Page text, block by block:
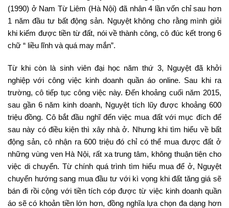
(1990) ở Nam Từ Liêm (Hà Nội) đã nhân 4 lần vốn chỉ sau hơn
1 năm đầu tư bất động sản. Nguyệt không cho rằng mình giỏi
khi kiếm được tiền từ đất, nói về thành công, cô đúc kết trong 6
chữ “ liều lĩnh và quá may mắn”.
Từ khi còn là sinh viên đại học năm thứ 3, Nguyệt đã khởi
nghiệp với công việc kinh doanh quần áo online. Sau khi ra
trường, cô tiếp tục công việc này. Đến khoảng cuối năm 2015,
sau gần 6 năm kinh doanh, Nguyệt tích lũy được khoảng 600
triệu đồng. Cô bắt đầu nghĩ đến việc mua đất với mục đích để
sau này có điều kiện thì xây nhà ở. Nhưng khi tìm hiểu về bất
động sản, cô nhận ra 600 triệu đó chỉ có thể mua được đất ở
những vùng ven Hà Nội, rất xa trung tâm, không thuận tiện cho
việc di chuyển. Từ chính quá trình tìm hiểu mua để ở, Nguyệt
chuyển hướng sang mua đầu tư với kì vọng khi đất tăng giá sẽ
bán đi rồi cộng với tiền tích cóp được từ việc kinh doanh quần
áo sẽ có khoản tiền lớn hơn, đồng nghĩa lựa chọn đa dạng hơn